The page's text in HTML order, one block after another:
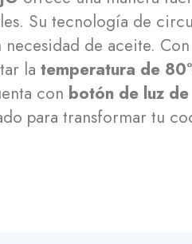
Su tecnología de
de aceite. Con
la temperatura de
con botón de luz
para transformar tu